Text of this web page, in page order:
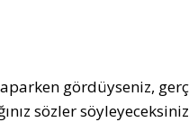
gördüyseniz,
sözler